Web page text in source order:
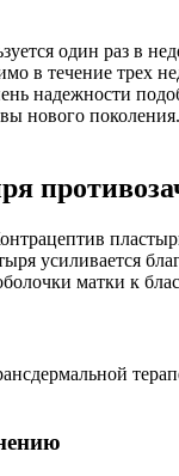
один раз в
в течение трех
надежности
нового
усиливается
матки к